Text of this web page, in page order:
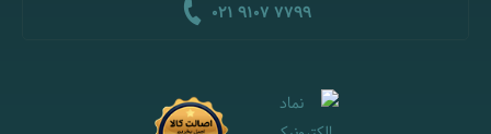
021 9107 7799